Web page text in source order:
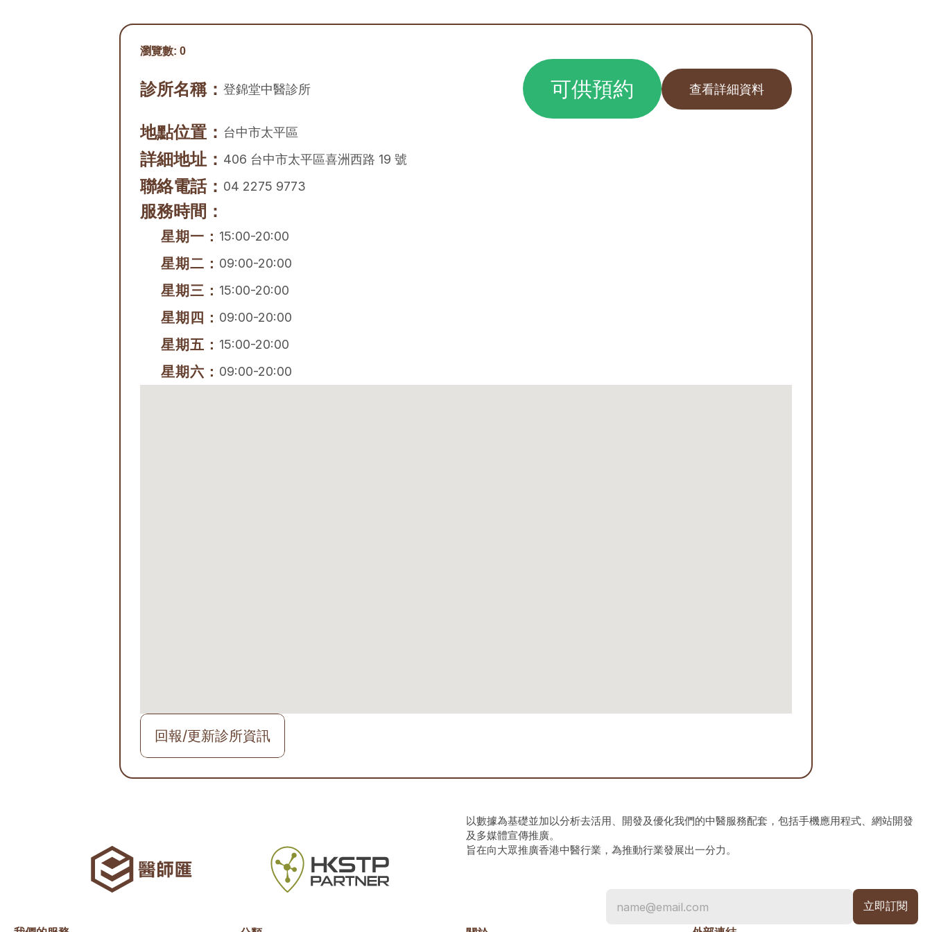
瀏覽數: 0
診所名稱： 登錦堂中醫診所 可供預約 查看詳細資料
地點位置： 台中市太平區
詳細地址： 406 台中市太平區喜洲西路 19 號
聯絡電話： 04 2275 9773
服務時間：
星期一： 15:00-20:00
星期二： 09:00-20:00
星期三： 15:00-20:00
星期四： 09:00-20:00
星期五： 15:00-20:00
星期六： 09:00-20:00
回報/更新診所資訊
以數據為基礎並加以分析去活用、開發及優化我們的中醫服務配套，包括手機應用程式、網站開發
及多媒體宣傳推廣。
旨在向大眾推廣香港中醫行業，為推動行業發展出一分力。